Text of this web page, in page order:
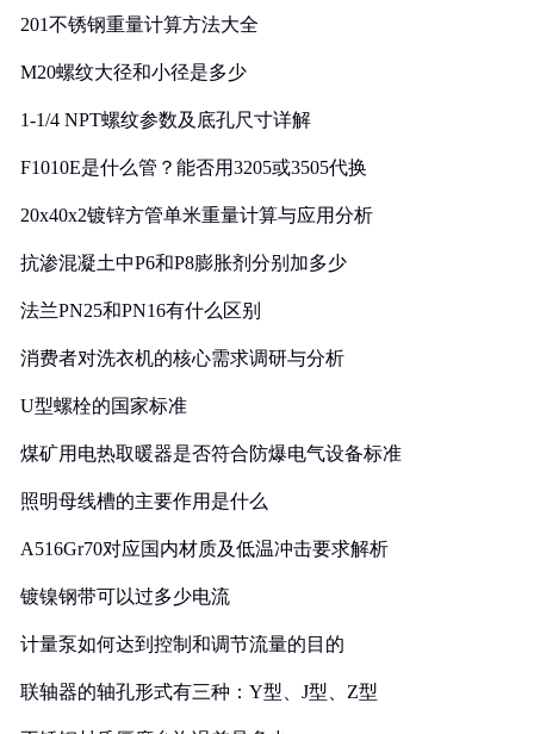
201不锈钢重量计算方法大全
M20螺纹大径和小径是多少
1-1/4 NPT螺纹参数及底孔尺寸详解
F1010E是什么管？能否用3205或3505代换
20x40x2镀锌方管单米重量计算与应用分析
抗渗混凝土中P6和P8膨胀剂分别加多少
法兰PN25和PN16有什么区别
消费者对洗衣机的核心需求调研与分析
U型螺栓的国家标准
煤矿用电热取暖器是否符合防爆电气设备标准
照明母线槽的主要作用是什么
A516Gr70对应国内材质及低温冲击要求解析
镀镍钢带可以过多少电流
计量泵如何达到控制和调节流量的目的
联轴器的轴孔形式有三种：Y型、J型、Z型